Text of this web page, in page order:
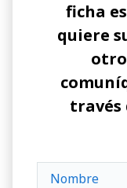
ficha
quiere
través